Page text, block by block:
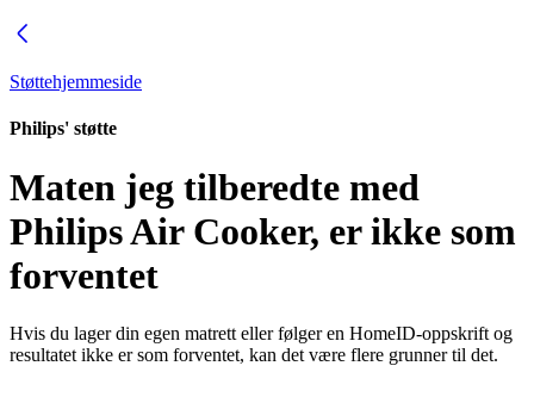
Støttehjemmeside
Philips' støtte
Maten jeg tilberedte med
Philips Air Cooker, er ikke som
forventet
Hvis du lager din egen matrett eller følger en HomeID-oppskrift og
resultatet ikke er som forventet, kan det være flere grunner til det.